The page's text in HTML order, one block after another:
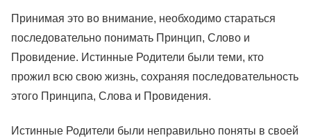
Принимая это во внимание, необходимо стараться
последовательно понимать Принцип, Слово и
Провидение. Истинные Родители были теми, кто
прожил всю свою жизнь, сохраняя последовательность
этого Принципа, Слова и Провидения.
Истинные Родители были неправильно поняты в своей